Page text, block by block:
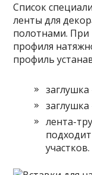
Список
ленты для
полотнами. При
профиля
профиль
заглушка
заглушка
лента-
участков.